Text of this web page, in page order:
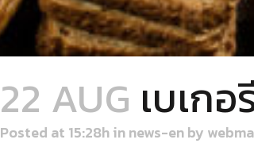
22 AUG เบเก
Posted at 15:28hinnews-enby